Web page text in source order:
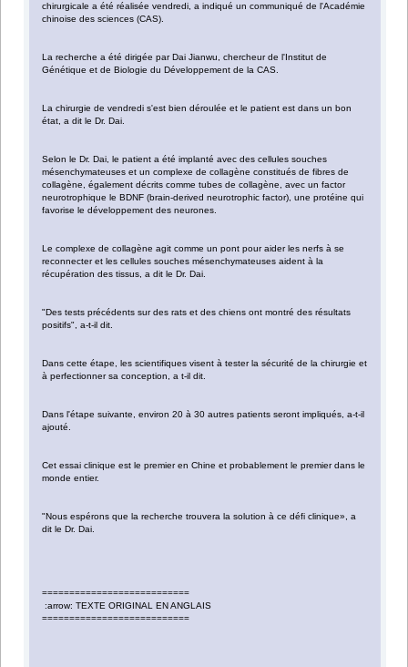
chirurgicale a été réalisée vendredi, a indiqué un communiqué de l'Académie
chinoise des sciences (CAS).
La recherche a été dirigée par Dai Jianwu, chercheur de l'Institut de
Génétique et de Biologie du Développement de la CAS.
La chirurgie de vendredi s'est bien déroulée et le patient est dans un bon
état, a dit le Dr. Dai.
Selon le Dr. Dai, le patient a été implanté avec des cellules souches
mésenchymateuses et un complexe de collagène constitués de fibres de
collagène, également décrits comme tubes de collagène, avec un factor
neurotrophique le BDNF (brain-derived neurotrophic factor), une protéine qui
favorise le développement des neurones.
Le complexe de collagène agit comme un pont pour aider les nerfs à se
reconnecter et les cellules souches mésenchymateuses aident à la
récupération des tissus, a dit le Dr. Dai.
"Des tests précédents sur des rats et des chiens ont montré des résultats
positifs", a-t-il dit.
Dans cette étape, les scientifiques visent à tester la sécurité de la chirurgie et
à perfectionner sa conception, a t-il dit.
Dans l'étape suivante, environ 20 à 30 autres patients seront impliqués, a-t-il
ajouté.
Cet essai clinique est le premier en Chine et probablement le premier dans le
monde entier.
"Nous espérons que la recherche trouvera la solution à ce défi clinique», a
dit le Dr. Dai.
===========================
:arrow: TEXTE ORIGINAL EN ANGLAIS
===========================